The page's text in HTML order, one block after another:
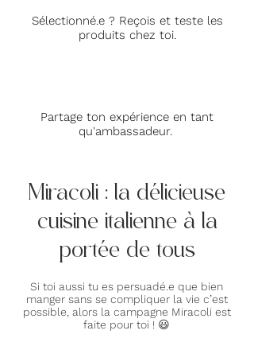
Sélectionné.e ? Reçois et teste les
produits chez toi.
Partage ton expérience en tant
qu'ambassadeur.
Miracoli : la délicieuse
cuisine italienne à la
portée de tous
Si toi aussi tu es persuadé.e que bien
manger sans se compliquer la vie c’est
possible, alors la campagne Miracoli est
faite pour toi ! 😃